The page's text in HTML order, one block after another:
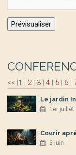
<< |1 | 2| 3 | 4 | 5 | 6 |
Le jardin
1er juillet
Courir
5 juin